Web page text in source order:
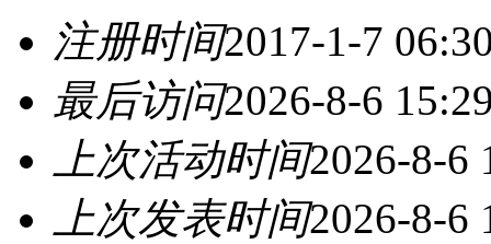
注册时间2017-1-7
最后访问2026-8-6
上次活动时间2026-8-6
上次发表时间2026-8-6